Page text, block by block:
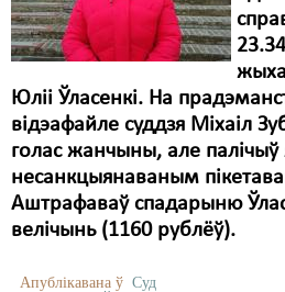
Юліі Ўласенкі. На
відэафайле суддзя Міхаіл
голас жанчыны, але палічыў
несанкцыянаваным
Аштрафаваў спадарыню
велічынь (1160 рублёў).
Апублікавана ў Суд